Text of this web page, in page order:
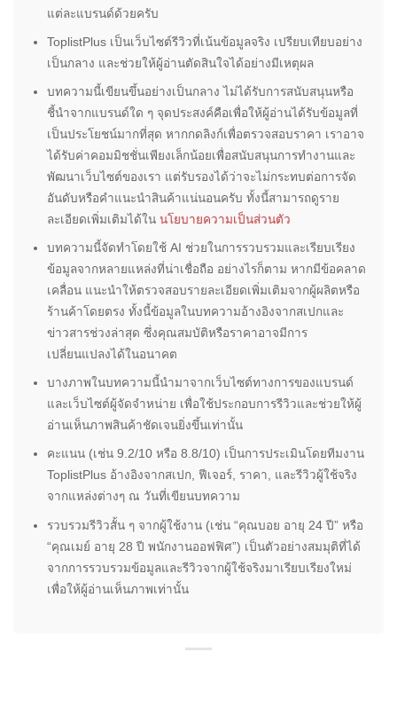
แต่ละแบรนด์ด้วยครับ
ToplistPlus เป็นเว็บไซต์รีวิวที่เน้นข้อมูลจริง เปรียบเทียบอย่าง
เป็นกลาง และช่วยให้ผู้อ่านตัดสินใจได้อย่างมีเหตุผล
บทความนี้เขียนขึ้นอย่างเป็นกลาง ไม่ได้รับการสนับสนุนหรือ
ชี้นำจากแบรนด์ใด ๆ จุดประสงค์คือเพื่อให้ผู้อ่านได้รับข้อมูลที่
เป็นประโยชน์มากที่สุด หากกดลิงก์เพื่อตรวจสอบราคา เราอาจ
ได้รับค่าคอมมิชชั่นเพียงเล็กน้อยเพื่อสนับสนุนการทำงานและ
พัฒนาเว็บไซต์ของเรา แต่รับรองได้ว่าจะไม่กระทบต่อการจัด
อันดับหรือคำแนะนำสินค้าแน่นอนครับ ทั้งนี้สามารถดูราย
ละเอียดเพิ่มเติมได้ใน นโยบายความเป็นส่วนตัว
บทความนี้จัดทำโดยใช้ AI ช่วยในการรวบรวมและเรียบเรียง
ข้อมูลจากหลายแหล่งที่น่าเชื่อถือ อย่างไรก็ตาม หากมีข้อคลาด
เคลื่อน แนะนำให้ตรวจสอบรายละเอียดเพิ่มเติมจากผู้ผลิตหรือ
ร้านค้าโดยตรง ทั้งนี้ข้อมูลในบทความอ้างอิงจากสเปกและ
ข่าวสารช่วงล่าสุด ซึ่งคุณสมบัติหรือราคาอาจมีการ
เปลี่ยนแปลงได้ในอนาคต
บางภาพในบทความนี้นำมาจากเว็บไซต์ทางการของแบรนด์
และเว็บไซต์ผู้จัดจำหน่าย เพื่อใช้ประกอบการรีวิวและช่วยให้ผู้
อ่านเห็นภาพสินค้าชัดเจนยิ่งขึ้นเท่านั้น
คะแนน (เช่น 9.2/10 หรือ 8.8/10) เป็นการประเมินโดยทีมงาน
ToplistPlus อ้างอิงจากสเปก, ฟีเจอร์, ราคา, และรีวิวผู้ใช้จริง
จากแหล่งต่างๆ ณ วันที่เขียนบทความ
รวบรวมรีวิวสั้น ๆ จากผู้ใช้งาน (เช่น “คุณบอย อายุ 24 ปี” หรือ
“คุณเมย์ อายุ 28 ปี พนักงานออฟฟิศ”) เป็นตัวอย่างสมมุติที่ได้
จากการรวบรวมข้อมูลและรีวิวจากผู้ใช้จริงมาเรียบเรียงใหม่
เพื่อให้ผู้อ่านเห็นภาพเท่านั้น